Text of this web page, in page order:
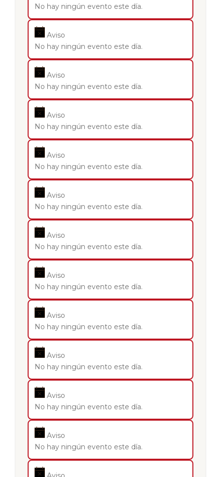
No hay ningún evento este día.
Aviso
No hay ningún evento este día.
Aviso
No hay ningún evento este día.
Aviso
No hay ningún evento este día.
Aviso
No hay ningún evento este día.
Aviso
No hay ningún evento este día.
Aviso
No hay ningún evento este día.
Aviso
No hay ningún evento este día.
Aviso
No hay ningún evento este día.
Aviso
No hay ningún evento este día.
Aviso
No hay ningún evento este día.
Aviso
No hay ningún evento este día.